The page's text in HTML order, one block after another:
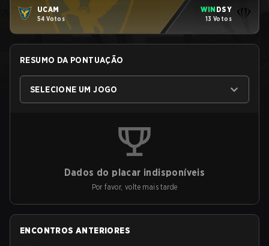
UCAM
54 Votos
WIN DSY
13 Votos
RESUMO DA PONTUAÇÃO
SELECIONE UM JOGO
Dados do placar indisponíveis
Por favor, volte mais tarde
ENCONTROS ANTERIORES